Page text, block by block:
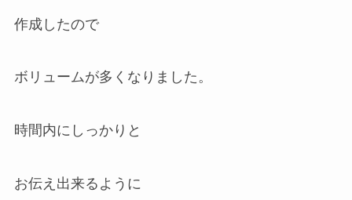
作成したので
ボリュームが多くなりました。
時間内にしっかりと
お伝え出来るように